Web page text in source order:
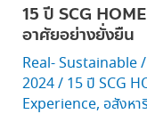
15 ปี SCG
อาศัยอย่างยั่งยืน
Real- Sustainable/
2024/ 15 ปี SCG
Experience, อสังห